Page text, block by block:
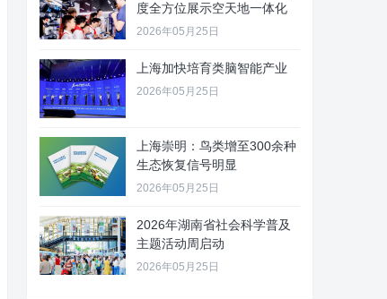
度全方位展示空天地一体化
2026年05月25日
上海加快培育类脑智能产业
2026年05月25日
上海崇明：鸟类增至300余种
生态恢复信号明显
2026年05月25日
2026年湖南省社会科学普及
主题活动周启动
2026年05月25日